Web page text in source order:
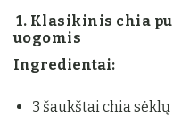
1. Klasikinis chia
uogomis
Ingredientai:
3 šaukštai chia sėklų